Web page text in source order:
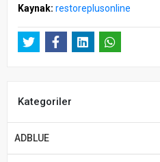
Kaynak: restoreplusonline
Kategoriler
ADBLUE